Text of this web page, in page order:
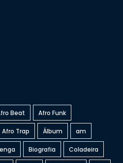
Beat Afro Funk
Afro Trap Álbum am
Biografia Coladeira